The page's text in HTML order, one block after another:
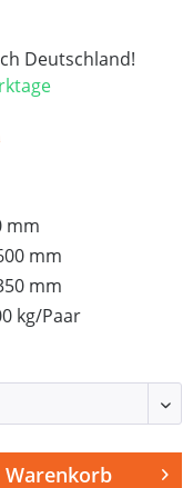
Deutschland!
mm
mm
mm
kg/Paar
Warenkorb